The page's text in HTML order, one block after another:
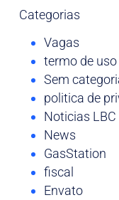
Categorias
Vagas
termo de uso
Sem
politica de
Noticias LBC
News
GasStation
fiscal
Envato